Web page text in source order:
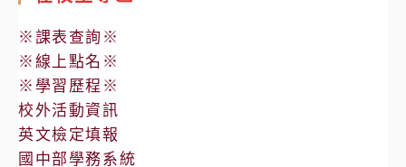
※課表查詢※
※線上點名※
※學習歷程※
校外活動資訊
英文檢定填報
國中部學務系統